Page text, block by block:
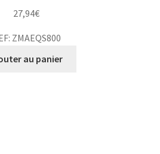
27,94€
ZMAEQS800
au panier